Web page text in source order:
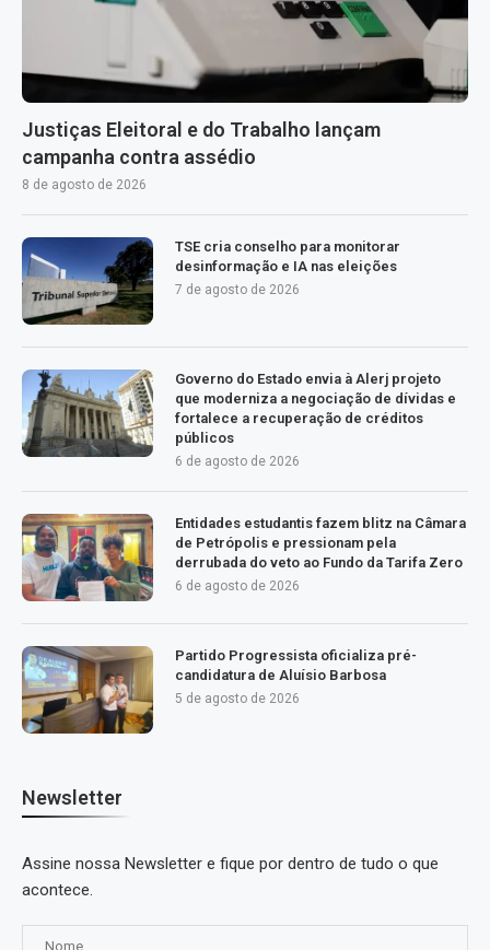
Justiças Eleitoral e do Trabalho lançam
campanha contra assédio
8 de agosto de 2026
TSE cria conselho para monitorar
desinformação e IA nas eleições
7 de agosto de 2026
Governo do Estado envia à Alerj projeto
que moderniza a negociação de dívidas e
fortalece a recuperação de créditos
públicos
6 de agosto de 2026
Entidades estudantis fazem blitz na Câmara
de Petrópolis e pressionam pela
derrubada do veto ao Fundo da Tarifa Zero
6 de agosto de 2026
Partido Progressista oficializa pré-
candidatura de Aluísio Barbosa
5 de agosto de 2026
Newsletter
Assine nossa Newsletter e fique por dentro de tudo o que
acontece.